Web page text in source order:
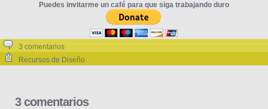
Puedes invitarme un café para que siga trabajando duro
3 comentarios
Recursos de Diseño
3 comentarios